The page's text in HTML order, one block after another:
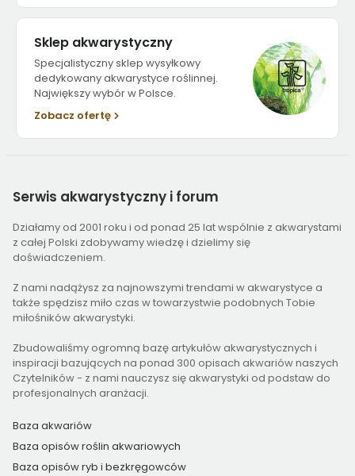
Sklep akwarystyczny
Specjalistyczny sklep wysyłkowy
dedykowany akwarystyce roślinnej.
Największy wybór w Polsce.
Zobacz ofertę
Serwis akwarystyczny i forum
Działamy od 2001 roku i od ponad 25 lat wspólnie z akwarystami
z całej Polski zdobywamy wiedzę i dzielimy się
doświadczeniem.
Z nami nadążysz za najnowszymi trendami w akwarystyce a
także spędzisz miło czas w towarzystwie podobnych Tobie
miłośników akwarystyki.
Zbudowaliśmy ogromną bazę artykułów akwarystycznych i
inspiracji bazujących na ponad 300 opisach akwariów naszych
Czytelników - z nami nauczysz się akwarystyki od podstaw do
profesjonalnych aranżacji.
Baza akwariów
Baza opisów roślin akwariowych
Baza opisów ryb i bezkręgowców